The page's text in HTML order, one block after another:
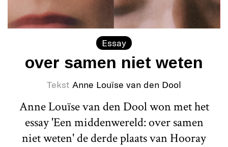
Essay
over samen niet weten
Tekst Anne Louïse van den Dool
Anne Louïse van den Dool won met het
essay 'Een middenwereld: over samen
niet weten' de derde plaats van Hooray